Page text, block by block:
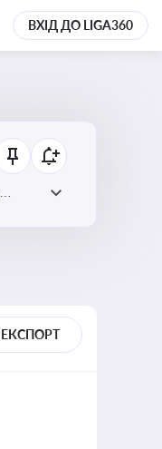
ВХІД ДО LIGA360
ЕКСПОРТ